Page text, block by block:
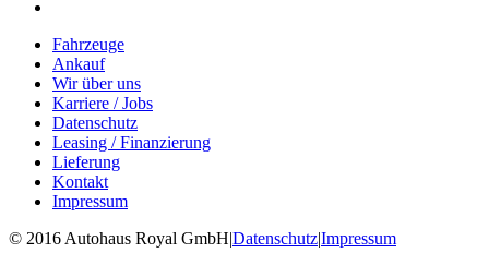
Fahrzeuge
Ankauf
Wir über uns
Karriere / Jobs
Datenschutz
Leasing / Finanzierung
Lieferung
Kontakt
Impressum
© 2016 Autohaus Royal GmbH|Datenschutz|Impressum